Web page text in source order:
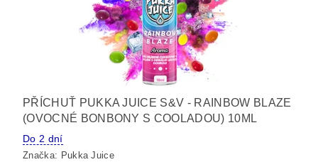
PŘÍCHUŤ PUKKA JUICE S&V - RAINBOW BLAZE
(OVOCNÉ BONBONY S COOLADOU) 10ML
Do 2 dní
Značka: Pukka Juice